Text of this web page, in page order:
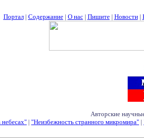
Портал| Содержание| О нас| Пишите| Новости|
Авторские
небесах" | "Неизбежность странного микромира" |